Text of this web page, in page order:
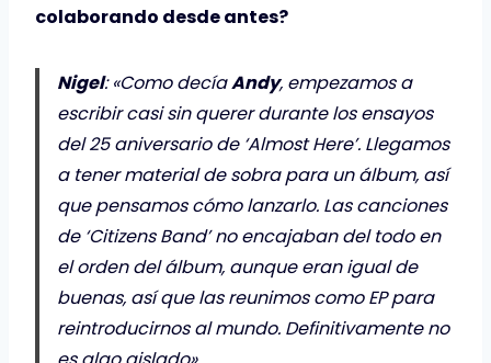
colaborando desde antes?
Nigel: «Como decíaAndy, empezamos a
escribir casi sin querer durante los ensayos
del 25 aniversario de ‘Almost Here’. Llegamos
a tener material de sobra para un álbum, así
que pensamos cómo lanzarlo. Las canciones
de ‘Citizens Band’ no encajaban del todo en
el orden del álbum, aunque eran igual de
buenas, así que las reunimos como EP para
reintroducirnos al mundo. Definitivamente no